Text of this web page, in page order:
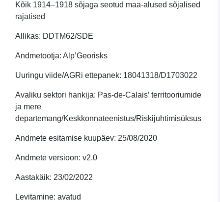
Kõik 1914–1918 sõjaga seotud maa-alused sõjalised
rajatised
Allikas: DDTM62/SDE
Andmetootja: Alp’Georisks
Uuringu viide/AGRi ettepanek: 18041318/D1703022
Avaliku sektori hankija: Pas-de-Calais’ territooriumide
ja mere
departemang/Keskkonnateenistus/Riskijuhtimisüksus
Andmete esitamise kuupäev: 25/08/2020
Andmete versioon: v2.0
Aastakäik: 23/02/2022
Levitamine: avatud